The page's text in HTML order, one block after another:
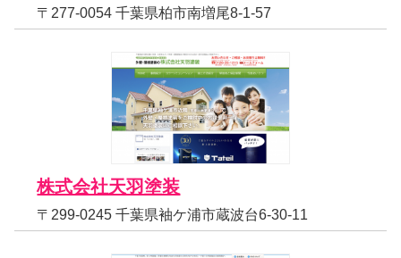
〒277-0054 千葉県柏市南増尾8-1-57
株式会社天羽塗装
〒299-0245 千葉県袖ケ浦市蔵波台6-30-11